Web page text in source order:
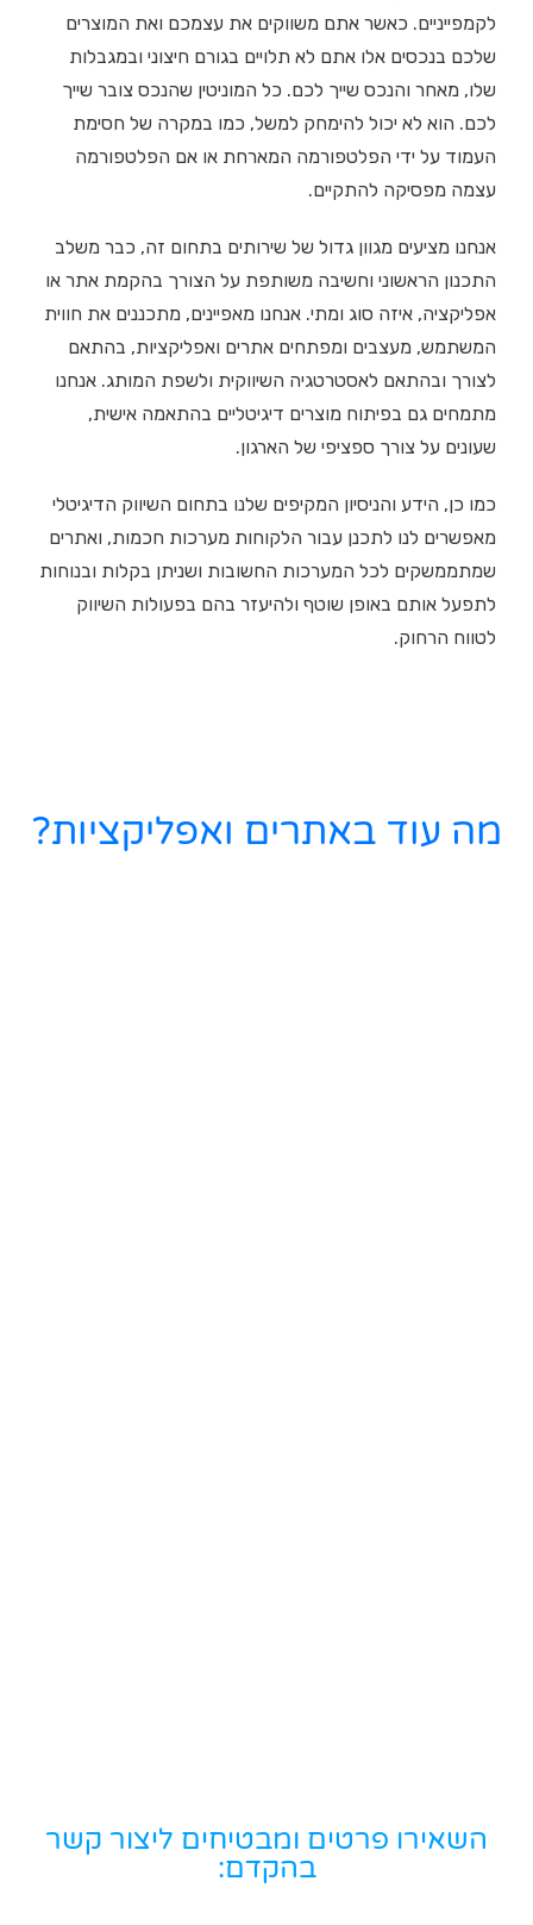
לקמפייניים. כאשר אתם משווקים את עצמכם ואת המוצרים
שלכם בנכסים אלו אתם לא תלויים בגורם חיצוני ובמגבלות
שלו, מאחר והנכס שייך לכם. כל המוניטין שהנכס צובר שייך
לכם. הוא לא יכול להימחק למשל, כמו במקרה של חסימת
העמוד על ידי הפלטפורמה המארחת או אם הפלטפורמה
עצמה מפסיקה להתקיים.
אנחנו מציעים מגוון גדול של שירותים בתחום זה, כבר משלב
התכנון הראשוני וחשיבה משותפת על הצורך בהקמת אתר או
אפליקציה, איזה סוג ומתי. אנחנו מאפיינים, מתכננים את חווית
המשתמש, מעצבים ומפתחים אתרים ואפליקציות, בהתאם
לצורך ובהתאם לאסטרטגיה השיווקית ולשפת המותג. אנחנו
מתמחים גם בפיתוח מוצרים דיגיטליים בהתאמה אישית,
שעונים על צורך ספציפי של הארגון.
כמו כן, הידע והניסיון המקיפים שלנו בתחום השיווק הדיגיטלי
מאפשרים לנו לתכנן עבור הלקוחות מערכות חכמות, ואתרים
שמתממשקים לכל המערכות החשובות ושניתן בקלות ובנוחות
לתפעל אותם באופן שוטף ולהיעזר בהם בפעולות השיווק
לטווח הרחוק.
מה עוד באתרים ואפליקציות?
השאירו פרטים ומבטיחים ליצור קשר
בהקדם: